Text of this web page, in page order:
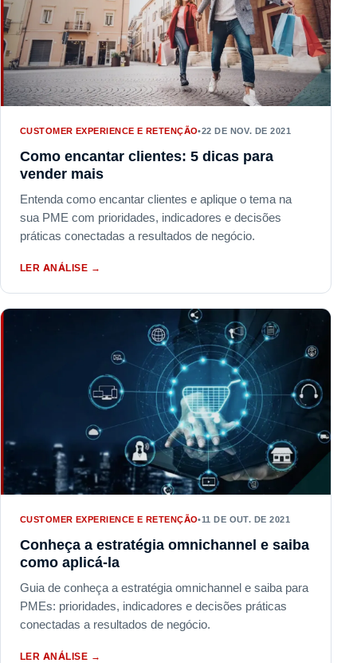
CUSTOMER EXPERIENCE E RETENÇÃO•22 DE NOV. DE 2021
Como encantar clientes: 5 dicas para
vender mais
Entenda como encantar clientes e aplique o tema na
sua PME com prioridades, indicadores e decisões
práticas conectadas a resultados de negócio.
LER ANÁLISE →
CUSTOMER EXPERIENCE E RETENÇÃO•11 DE OUT. DE 2021
Conheça a estratégia omnichannel e saiba
como aplicá-la
Guia de conheça a estratégia omnichannel e saiba para
PMEs: prioridades, indicadores e decisões práticas
conectadas a resultados de negócio.
LER ANÁLISE →